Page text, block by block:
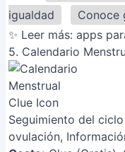
igualdad
Conoce
✨ Leer más: apps
5. Calendario
Seguimiento del
ovulación,